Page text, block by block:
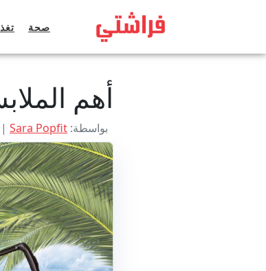
صحة
أهم
بواسطة: Sara Popfit
|